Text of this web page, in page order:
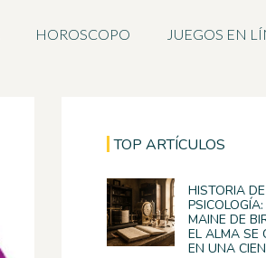
HOROSCOPO JUEGOS EN
TOP ARTÍCULOS
HISTORIA
MAINE DE
EL ALMA SE
EN UNA